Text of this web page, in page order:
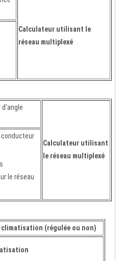
Calculateur utilisant le
réseau multiplexé
d'angle
Calculateur utilisant
le réseau multiplexé
conducteur
le réseau
climatisation (régulée ou non)